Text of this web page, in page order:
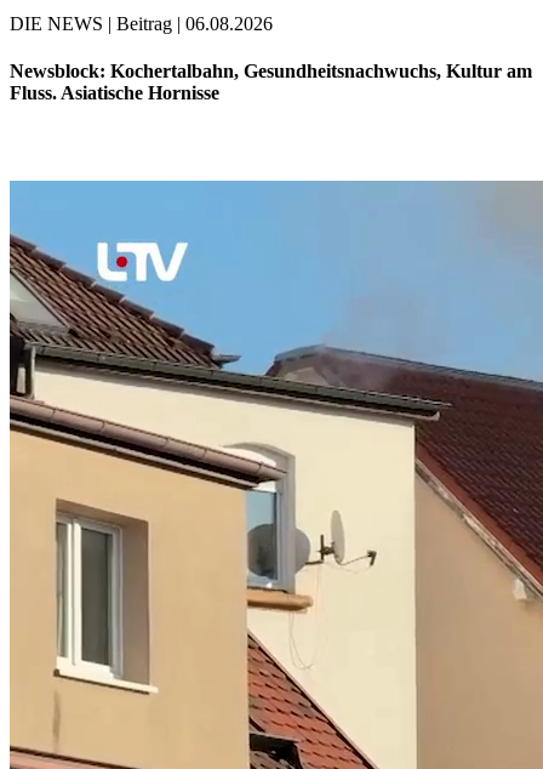
DIE NEWS | Beitrag | 06.08.2026
Newsblock: Kochertalbahn, Gesundheitsnachwuchs, Kultur am
Fluss. Asiatische Hornisse